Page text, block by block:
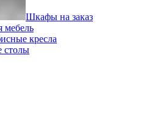
Шкафы на заказ
мебель
кресла
столы